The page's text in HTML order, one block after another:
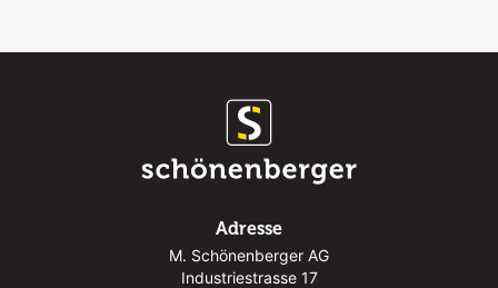
Adresse
M. Schönenberger AG
Industriestrasse 17